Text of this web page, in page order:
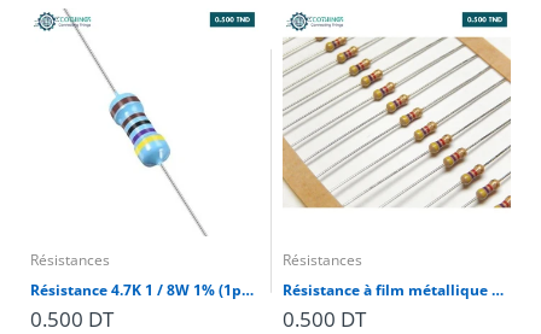
Résistances
Résistance 4.7K 1 / 8W 1% (1pcs)
0.500 DT
Résistances
Résistance à film métallique à bande 4.7K 1/2W 5% (10 pièces)
0.500 DT